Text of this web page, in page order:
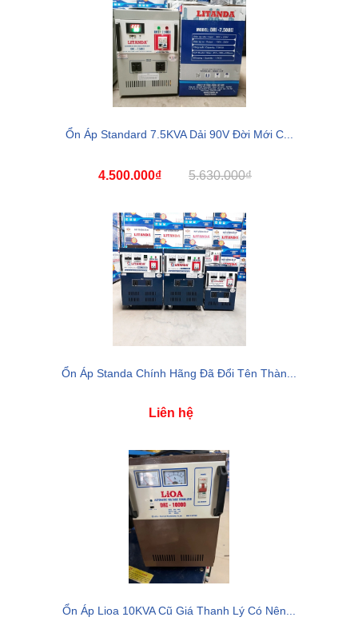
Ổn Áp Standard 7.5KVA Dải 90V Đời Mới C...
4.500.000₫ 5.630.000₫
Ổn Áp Standa Chính Hãng Đã Đổi Tên Thàn...
Liên hệ
Ổn Áp Lioa 10KVA Cũ Giá Thanh Lý Có Nên...